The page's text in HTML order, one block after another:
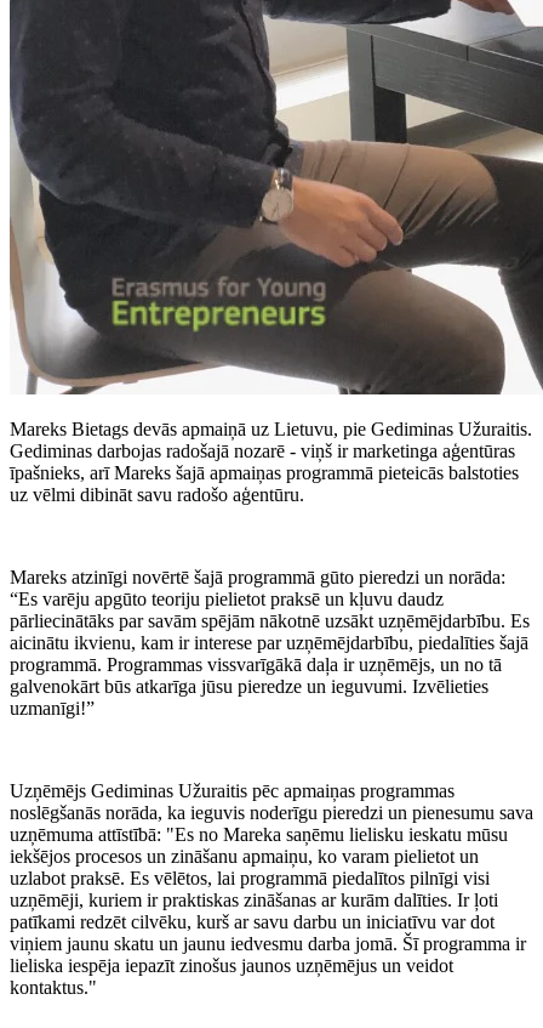
Mareks Bietags devās apmaiņā uz Lietuvu, pie Gediminas Užuraitis.
Gediminas darbojas radošajā nozarē - viņš ir marketinga aģentūras
īpašnieks, arī Mareks šajā apmaiņas programmā pieteicās balstoties
uz vēlmi dibināt savu radošo aģentūru.
Mareks atzinīgi novērtē šajā programmā gūto pieredzi un norāda:
“Es varēju apgūto teoriju pielietot praksē un kļuvu daudz
pārliecinātāks par savām spējām nākotnē uzsākt uzņēmējdarbību. Es
aicinātu ikvienu, kam ir interese par uzņēmējdarbību, piedalīties šajā
programmā. Programmas vissvarīgākā daļa ir uzņēmējs, un no tā
galvenokārt būs atkarīga jūsu pieredze un ieguvumi. Izvēlieties
uzmanīgi!”
Uzņēmējs Gediminas Užuraitis pēc apmaiņas programmas
noslēgšanās norāda, ka ieguvis noderīgu pieredzi un pienesumu sava
uzņēmuma attīstībā: "Es no Mareka saņēmu lielisku ieskatu mūsu
iekšējos procesos un zināšanu apmaiņu, ko varam pielietot un
uzlabot praksē. Es vēlētos, lai programmā piedalītos pilnīgi visi
uzņēmēji, kuriem ir praktiskas zināšanas ar kurām dalīties. Ir ļoti
patīkami redzēt cilvēku, kurš ar savu darbu un iniciatīvu var dot
viņiem jaunu skatu un jaunu iedvesmu darba jomā. Šī programma ir
lieliska iespēja iepazīt zinošus jaunos uzņēmējus un veidot
kontaktus."